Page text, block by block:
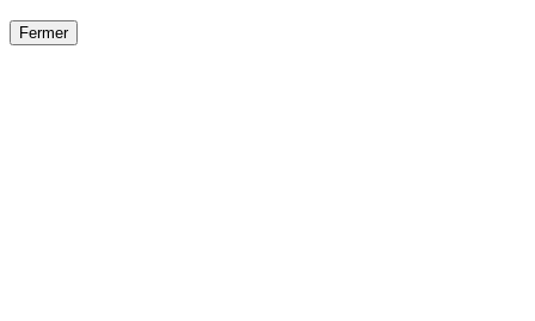
Fermer